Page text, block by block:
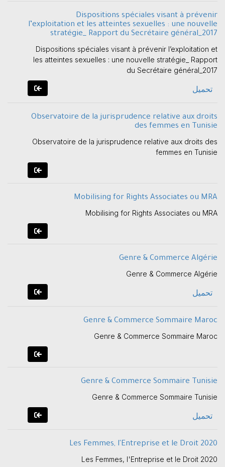
Dispositions spéciales visant à prévenir
l’exploitation et les atteintes sexuelles : une nouvelle
stratégie_ Rapport du Secrétaire général_2017
Dispositions spéciales visant à prévenir l’exploitation et
les atteintes sexuelles : une nouvelle stratégie_ Rapport
du Secrétaire général_2017
تحميل
Observatoire de la jurisprudence relative aux droits
des femmes en Tunisie
Observatoire de la jurisprudence relative aux droits des
femmes en Tunisie
Mobilising for Rights Associates ou MRA
Mobilising for Rights Associates ou MRA
Genre & Commerce Algérie
Genre & Commerce Algérie
تحميل
Genre & Commerce Sommaire Maroc
Genre & Commerce Sommaire Maroc
Genre & Commerce Sommaire Tunisie
Genre & Commerce Sommaire Tunisie
تحميل
Les Femmes, l'Entreprise et le Droit 2020
Les Femmes, l'Entreprise et le Droit 2020